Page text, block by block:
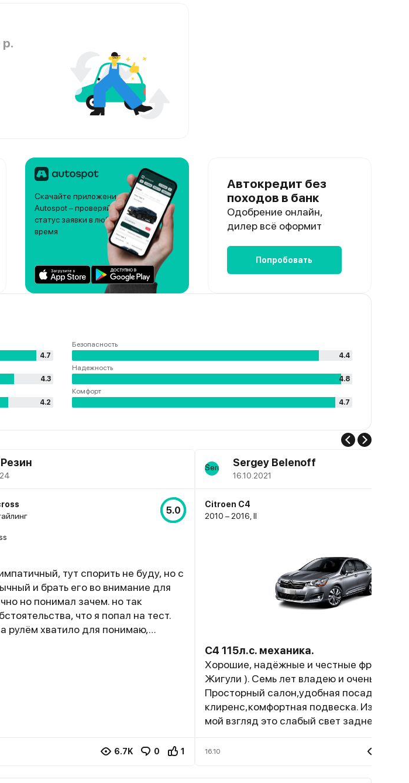
Скачайте приложение
Autospot – проверяйте
статус заявки в любое
время
Автокредит без
походов в банк
Одобрение онлайн,
дилер всё оформит
Попробовать
4.7
4.3
4.2
Безопасность
4.4
Надежность
4.8
Комфорт
4.7
5.0
тут спорить не буду, но с
и брать его во внимание для
но понимал зачем. но так
что я попал на тест.
рулём хватило для понимаю,
пока машина греется, и пока я не
6.7K 0 1
Sergey Belenoff
16.10.2021
Citroen C4
2010 – 2016, II
С4 115л.с. механика.
Хорошие, надёжные и честные
Жигули ). Семь лет владею и очень
Просторный салон,удобная
клиренс,комфортная подвеска. Из
мой взгляд это слабый свет заднего
осторожным,если бы не парктроник,то
пока не нашел.
16.10